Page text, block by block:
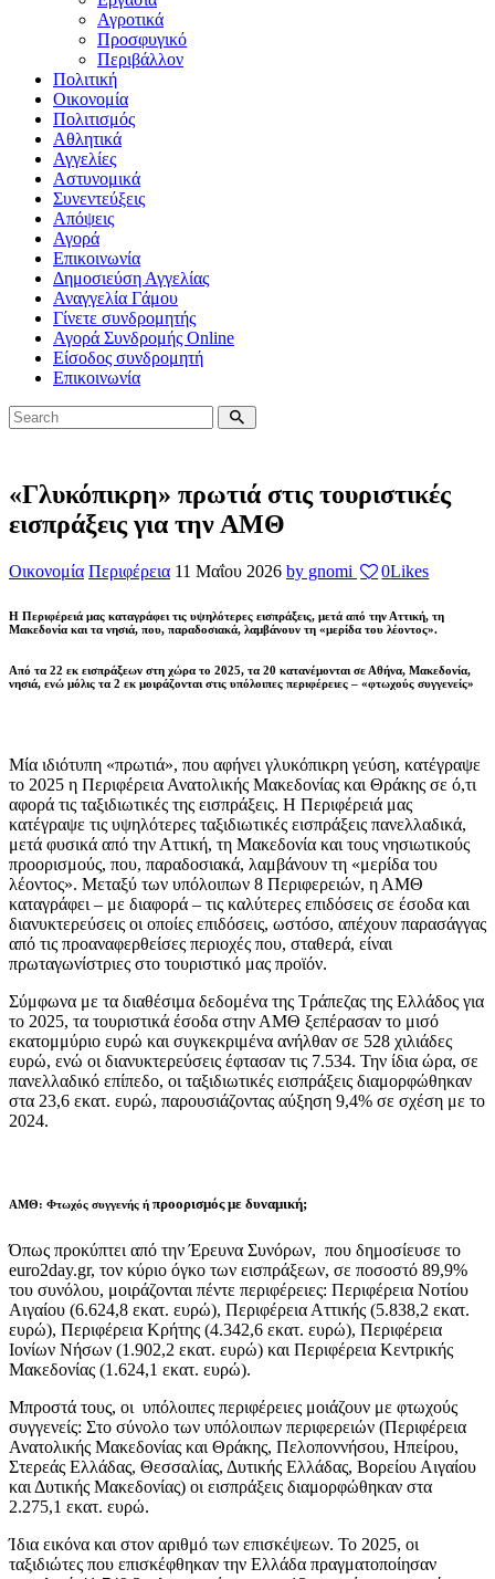
Αγροτικά
Προσφυγικό
Περιβάλλον
Πολιτική
Οικονομία
Πολιτισμός
Αθλητικά
Αγγελίες
Αστυνομικά
Συνεντεύξεις
Απόψεις
Αγορά
Επικοινωνία
Δημοσιεύση Αγγελίας
Αναγγελία Γάμου
Γίνετε συνδρομητής
Αγορά Συνδρομής Online
Είσοδος συνδρομητή
Επικοινωνία
«Γλυκόπικρη» πρωτιά στις τουριστικές
εισπράξεις για την ΑΜΘ
Οικονομία Περιφέρεια 11 Μαΐου 2026 by gnomi 0Likes
Η Περιφέρειά μας καταγράφει τις υψηλότερες εισπράξεις, μετά από την Αττική, τη
Μακεδονία και τα νησιά, που, παραδοσιακά, λαμβάνουν τη «μερίδα του λέοντος».
Από τα 22 εκ εισπράξεων στη χώρα το 2025, τα 20 κατανέμονται σε Αθήνα, Μακεδονία,
νησιά, ενώ μόλις τα 2 εκ μοιράζονται στις υπόλοιπες περιφέρειες – «φτωχούς συγγενείς»
Μία ιδιότυπη «πρωτιά», που αφήνει γλυκόπικρη γεύση, κατέγραψε
το 2025 η Περιφέρεια Ανατολικής Μακεδονίας και Θράκης σε ό,τι
αφορά τις ταξιδιωτικές της εισπράξεις. Η Περιφέρειά μας
κατέγραψε τις υψηλότερες ταξιδιωτικές εισπράξεις πανελλαδικά,
μετά φυσικά από την Αττική, τη Μακεδονία και τους νησιωτικούς
προορισμούς, που, παραδοσιακά, λαμβάνουν τη «μερίδα του
λέοντος». Μεταξύ των υπόλοιπων 8 Περιφερειών, η ΑΜΘ
καταγράφει – με διαφορά – τις καλύτερες επιδόσεις σε έσοδα και
διανυκτερεύσεις οι οποίες επιδόσεις, ωστόσο, απέχουν παρασάγγας
από τις προαναφερθείσες περιοχές που, σταθερά, είναι
πρωταγωνίστριες στο τουριστικό μας προϊόν.
Σύμφωνα με τα διαθέσιμα δεδομένα της Τράπεζας της Ελλάδος για
το 2025, τα τουριστικά έσοδα στην ΑΜΘ ξεπέρασαν το μισό
εκατομμύριο ευρώ και συγκεκριμένα ανήλθαν σε 528 χιλιάδες
ευρώ, ενώ οι διανυκτερεύσεις έφτασαν τις 7.534. Την ίδια ώρα, σε
πανελλαδικό επίπεδο, οι ταξιδιωτικές εισπράξεις διαμορφώθηκαν
στα 23,6 εκατ. ευρώ, παρουσιάζοντας αύξηση 9,4% σε σχέση με το
2024.
ΑΜΘ: Φτωχός συγγενής ή προορισμός με δυναμική;
Όπως προκύπτει από την Έρευνα Συνόρων, που δημοσίευσε το
euro2day.gr, τον κύριο όγκο των εισπράξεων, σε ποσοστό 89,9%
του συνόλου, μοιράζονται πέντε περιφέρειες: Περιφέρεια Νοτίου
Αιγαίου (6.624,8 εκατ. ευρώ), Περιφέρεια Αττικής (5.838,2 εκατ.
ευρώ), Περιφέρεια Κρήτης (4.342,6 εκατ. ευρώ), Περιφέρεια
Ιονίων Νήσων (1.902,2 εκατ. ευρώ) και Περιφέρεια Κεντρικής
Μακεδονίας (1.624,1 εκατ. ευρώ).
Μπροστά τους, οι υπόλοιπες περιφέρειες μοιάζουν με φτωχούς
συγγενείς: Στο σύνολο των υπόλοιπων περιφερειών (Περιφέρεια
Ανατολικής Μακεδονίας και Θράκης, Πελοποννήσου, Ηπείρου,
Στερεάς Ελλάδας, Θεσσαλίας, Δυτικής Ελλάδας, Βορείου Αιγαίου
και Δυτικής Μακεδονίας) οι εισπράξεις διαμορφώθηκαν στα
2.275,1 εκατ. ευρώ.
Ίδια εικόνα και στον αριθμό των επισκέψεων. Το 2025, οι
ταξιδιώτες που επισκέφθηκαν την Ελλάδα πραγματοποίησαν